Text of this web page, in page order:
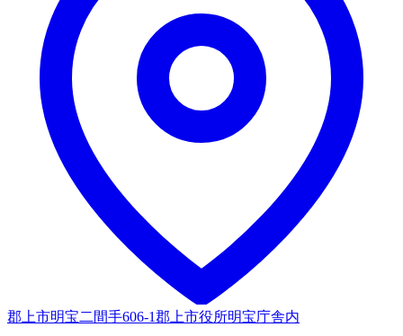
郡上市明宝二間手606-1郡上市役所明宝庁舎内